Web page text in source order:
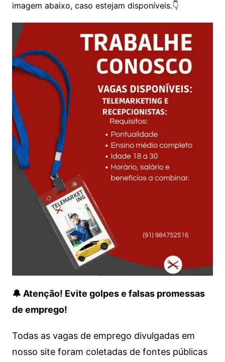
imagem abaixo, caso estejam disponíveis.👇
🔔 Atenção! Evite golpes e falsas promessas
de emprego!
Todas as vagas de emprego divulgadas em
nosso site foram coletadas de fontes públicas